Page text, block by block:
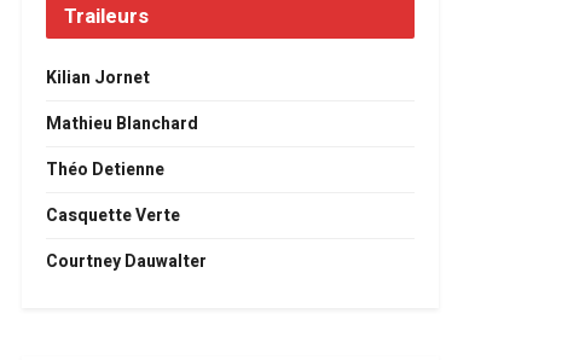
Traileurs
Kilian Jornet
Mathieu Blanchard
Théo Detienne
Casquette Verte
Courtney Dauwalter